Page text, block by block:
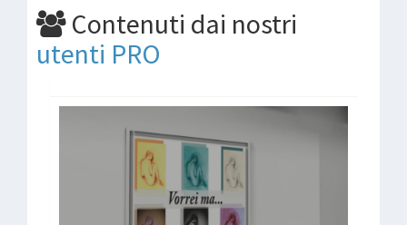
Contenuti dai nostri
utenti PRO